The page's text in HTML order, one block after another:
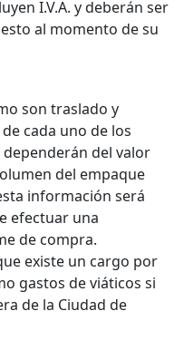
I.V.A. y deberán ser
al momento de su
son traslado y
cada uno de los
del valor
del empaque
información será
efectuar una
de compra.
existe un cargo por
gastos de viáticos si
de la Ciudad de